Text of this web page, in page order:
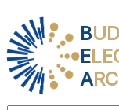
B
E
A